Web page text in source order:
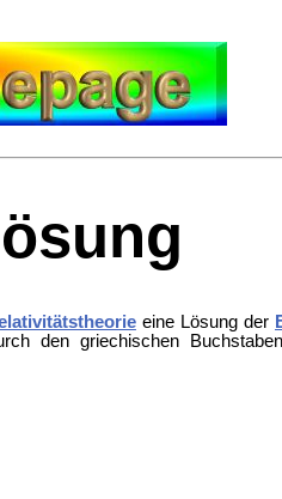
eine Lösung der
den griechischen